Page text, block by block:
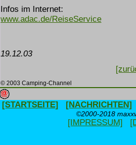
Infos im Internet:
www.adac.de/ReiseService
19.12.03
© 2003 Camping-Channel
[STARTSEITE] [NACHRICHTEN]
©2000-2018
[IMPRESSUM]